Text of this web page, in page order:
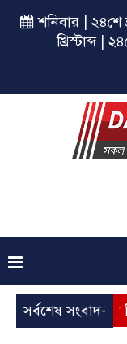
শনিবার | ২৪শে
খ্রিস্টাব্দ |
সর্বশেষ সংবাদ-
তার চেহারা কি দেখা